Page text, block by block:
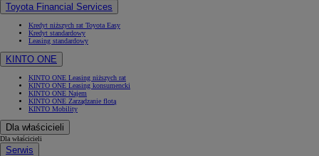
Toyota Financial Services
Kredyt niższych rat Toyota Easy
Kredyt standardowy
Leasing standardowy
KINTO ONE
KINTO ONE Leasing niższych rat
KINTO ONE Leasing konsumencki
KINTO ONE Najem
KINTO ONE Zarządzanie flotą
KINTO Mobility
Dla właścicieli
Dla właścicieli
Serwis